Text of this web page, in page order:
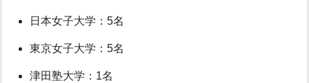
日本女子大学：5名
東京女子大学：5名
津田塾大学：1名